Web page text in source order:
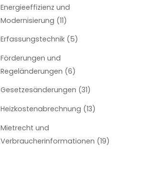
Energieeffizienz und
Modernisierung (11)
Erfassungstechnik (5)
Förderungen und
Regeländerungen (6)
Gesetzesänderungen (31)
Heizkostenabrechnung (13)
Mietrecht und
Verbraucherinformationen (19)